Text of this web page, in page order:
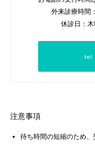
外来診療時間
休診日：
tel.
注意事項
待ち時間の短縮のため